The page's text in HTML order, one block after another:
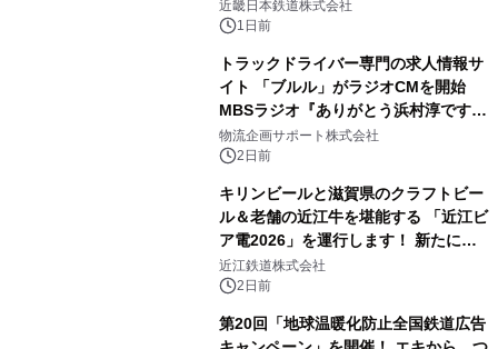
近畿日本鉄道株式会社
1日前
トラックドライバー専門の求人情報サ
イト 「ブルル」がラジオCMを開始
MBSラジオ『ありがとう浜村淳です』
にて8月1日(土)より
物流企画サポート株式会社
2日前
キリンビールと滋賀県のクラフトビー
ル＆老舗の近江牛を堪能する 「近江ビ
ア電2026」を運行します！ 新たに
「長濱浪漫ビール」が参加！キリン一
番搾り飲み放題が復活！
近江鉄道株式会社
2日前
第20回「地球温暖化防止全国鉄道広告